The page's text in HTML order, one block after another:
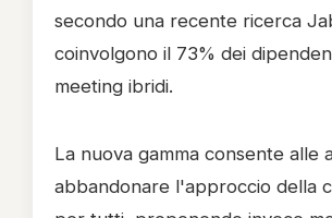
secondo una recente ricerca
coinvolgono il 73% dei
meeting ibridi.
La nuova gamma consente alle
abbandonare l'approccio della